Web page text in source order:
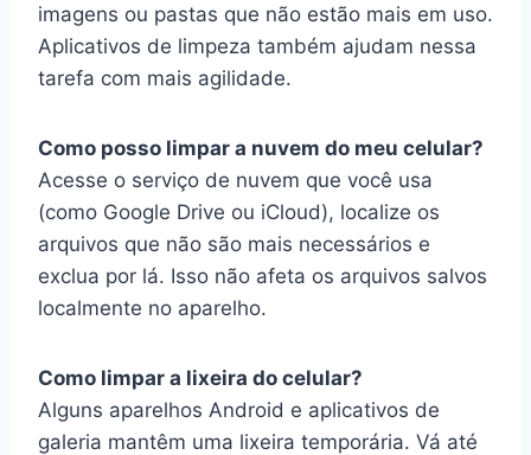
imagens ou pastas que não estão mais em uso.
Aplicativos de limpeza também ajudam nessa
tarefa com mais agilidade.
Como posso limpar a nuvem do meu celular?
Acesse o serviço de nuvem que você usa
(como Google Drive ou iCloud), localize os
arquivos que não são mais necessários e
exclua por lá. Isso não afeta os arquivos salvos
localmente no aparelho.
Como limpar a lixeira do celular?
Alguns aparelhos Android e aplicativos de
galeria mantêm uma lixeira temporária. Vá até